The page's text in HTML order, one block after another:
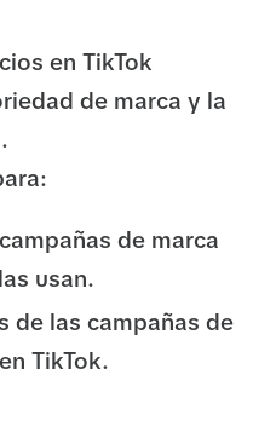
en TikTok
de marca y la
de marca
usan.
de las campañas de
TikTok.